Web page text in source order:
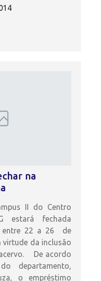
na
II do Centro
estará fechada
entre 22 a 26 de
virtude da inclusão
De acordo
departamento,
o empréstimo